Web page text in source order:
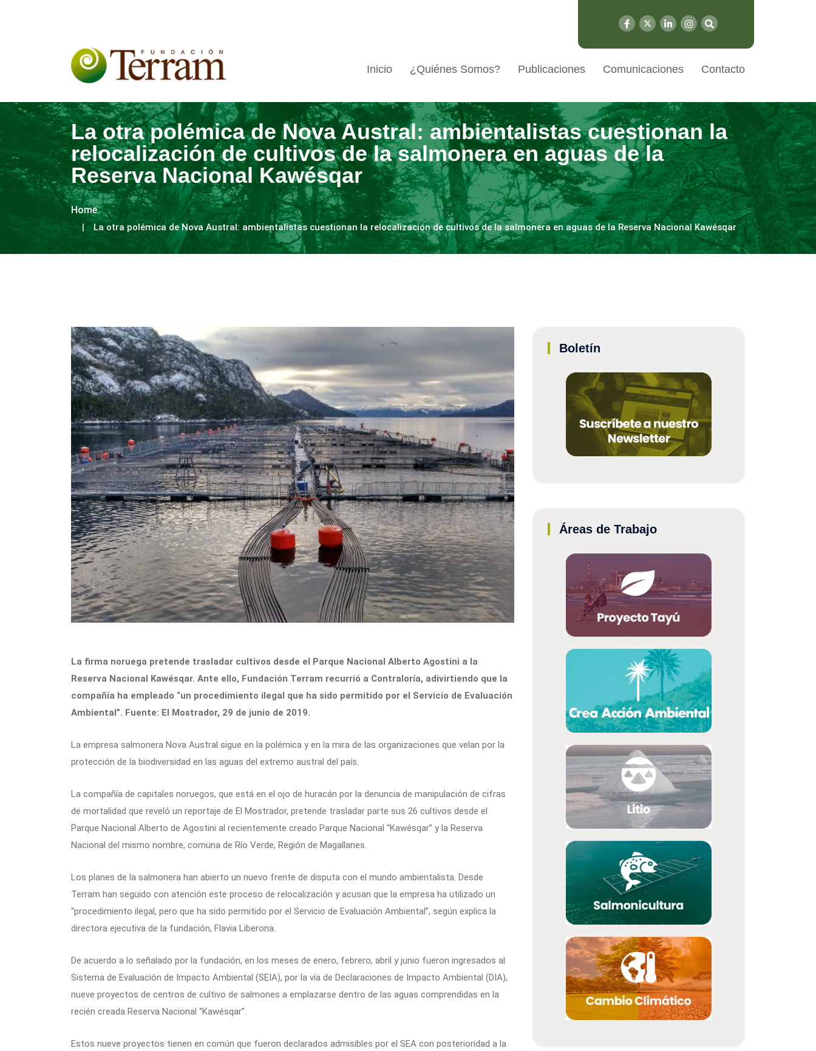
Inicio ¿Quiénes Somos? Publicaciones Comunicaciones Contacto
La otra polémica de Nova Austral: ambientalistas cuestionan la
relocalización de cultivos de la salmonera en aguas de la
Reserva Nacional Kawésqar
Home
La otra polémica de Nova Austral: ambientalistas cuestionan la relocalización de cultivos de la salmonera en aguas de la Reserva Nacional Kawésqar
La firma noruega pretende trasladar cultivos desde el Parque Nacional Alberto Agostini a la
Reserva Nacional Kawésqar. Ante ello, Fundación Terram recurrió a Contraloría, adivirtiendo que la
compañía ha empleado “un procedimiento ilegal que ha sido permitido por el Servicio de Evaluación
Ambiental”. Fuente: El Mostrador, 29 de junio de 2019.
La empresa salmonera Nova Austral sigue en la polémica y en la mira de las organizaciones que velan por la
protección de la biodiversidad en las aguas del extremo austral del país.
La compañía de capitales noruegos, que está en el ojo de huracán por la denuncia de manipulación de cifras
de mortalidad que reveló un reportaje de El Mostrador, pretende trasladar parte sus 26 cultivos desde el
Parque Nacional Alberto de Agostini al recientemente creado Parque Nacional “Kawésqar” y la Reserva
Nacional del mismo nombre, comuna de Río Verde, Región de Magallanes.
Los planes de la salmonera han abierto un nuevo frente de disputa con el mundo ambientalista. Desde
Terram han seguido con atención este proceso de relocalización y acusan que la empresa ha utilizado un
“procedimiento ilegal, pero que ha sido permitido por el Servicio de Evaluación Ambiental”, según explica la
directora ejecutiva de la fundación, Flavia Liberona.
De acuerdo a lo señalado por la fundación, en los meses de enero, febrero, abril y junio fueron ingresados al
Sistema de Evaluación de Impacto Ambiental (SEIA), por la vía de Declaraciones de Impacto Ambiental (DIA),
nueve proyectos de centros de cultivo de salmones a emplazarse dentro de las aguas comprendidas en la
recién creada Reserva Nacional “Kawésqar”.
Estos nueve proyectos tienen en común que fueron declarados admisibles por el SEA con posterioridad a la
Boletín
Áreas de Trabajo